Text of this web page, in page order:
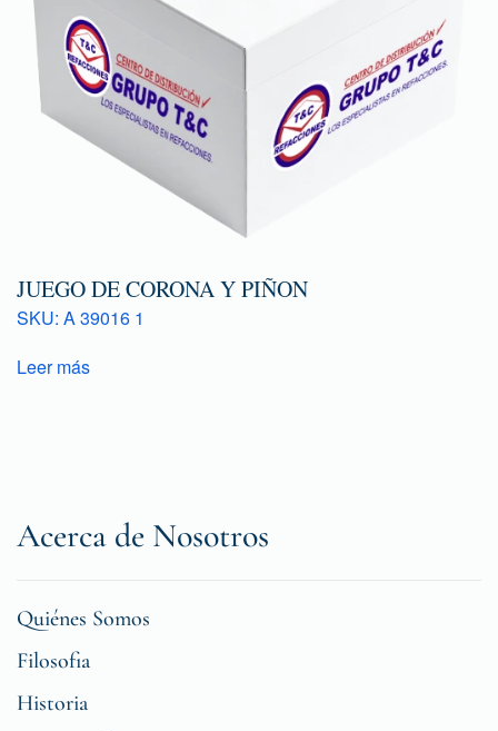
JUEGO DE CORONA Y PIÑON
SKU: A 39016 1
Leer más
Acerca de Nosotros
Quiénes Somos
Filosofia
Historia